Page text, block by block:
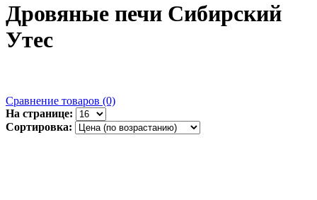
Дровяные печи Сибирский
Утес
Сравнение товаров (0)
На странице:
Сортировка: